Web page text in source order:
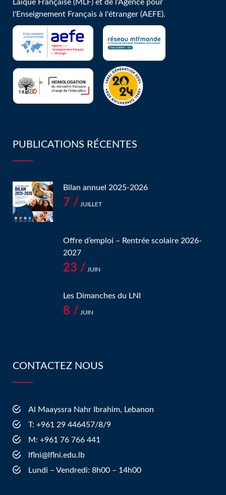
Laïque Française (MLF) et de l'Agence pour
l'Enseignement Français à l'étranger (AEFE).
PUBLICATIONS RÉCENTES
Bilan annuel 2025-2026
7 / JUILLET
Offre d’emploi – Rentrée scolaire 2026-
2027
23 / JUIN
Les Dimanches du LNI
8 / JUIN
CONTACTEZ NOUS
Al Maayssra Nahr Ibrahim, Lebanon
​T: +961 29 446457/8/9
​M: +961 76 766 441
lflni@lflni.edu.lb
Lundi – Vendredi: 8h00 – 14h00